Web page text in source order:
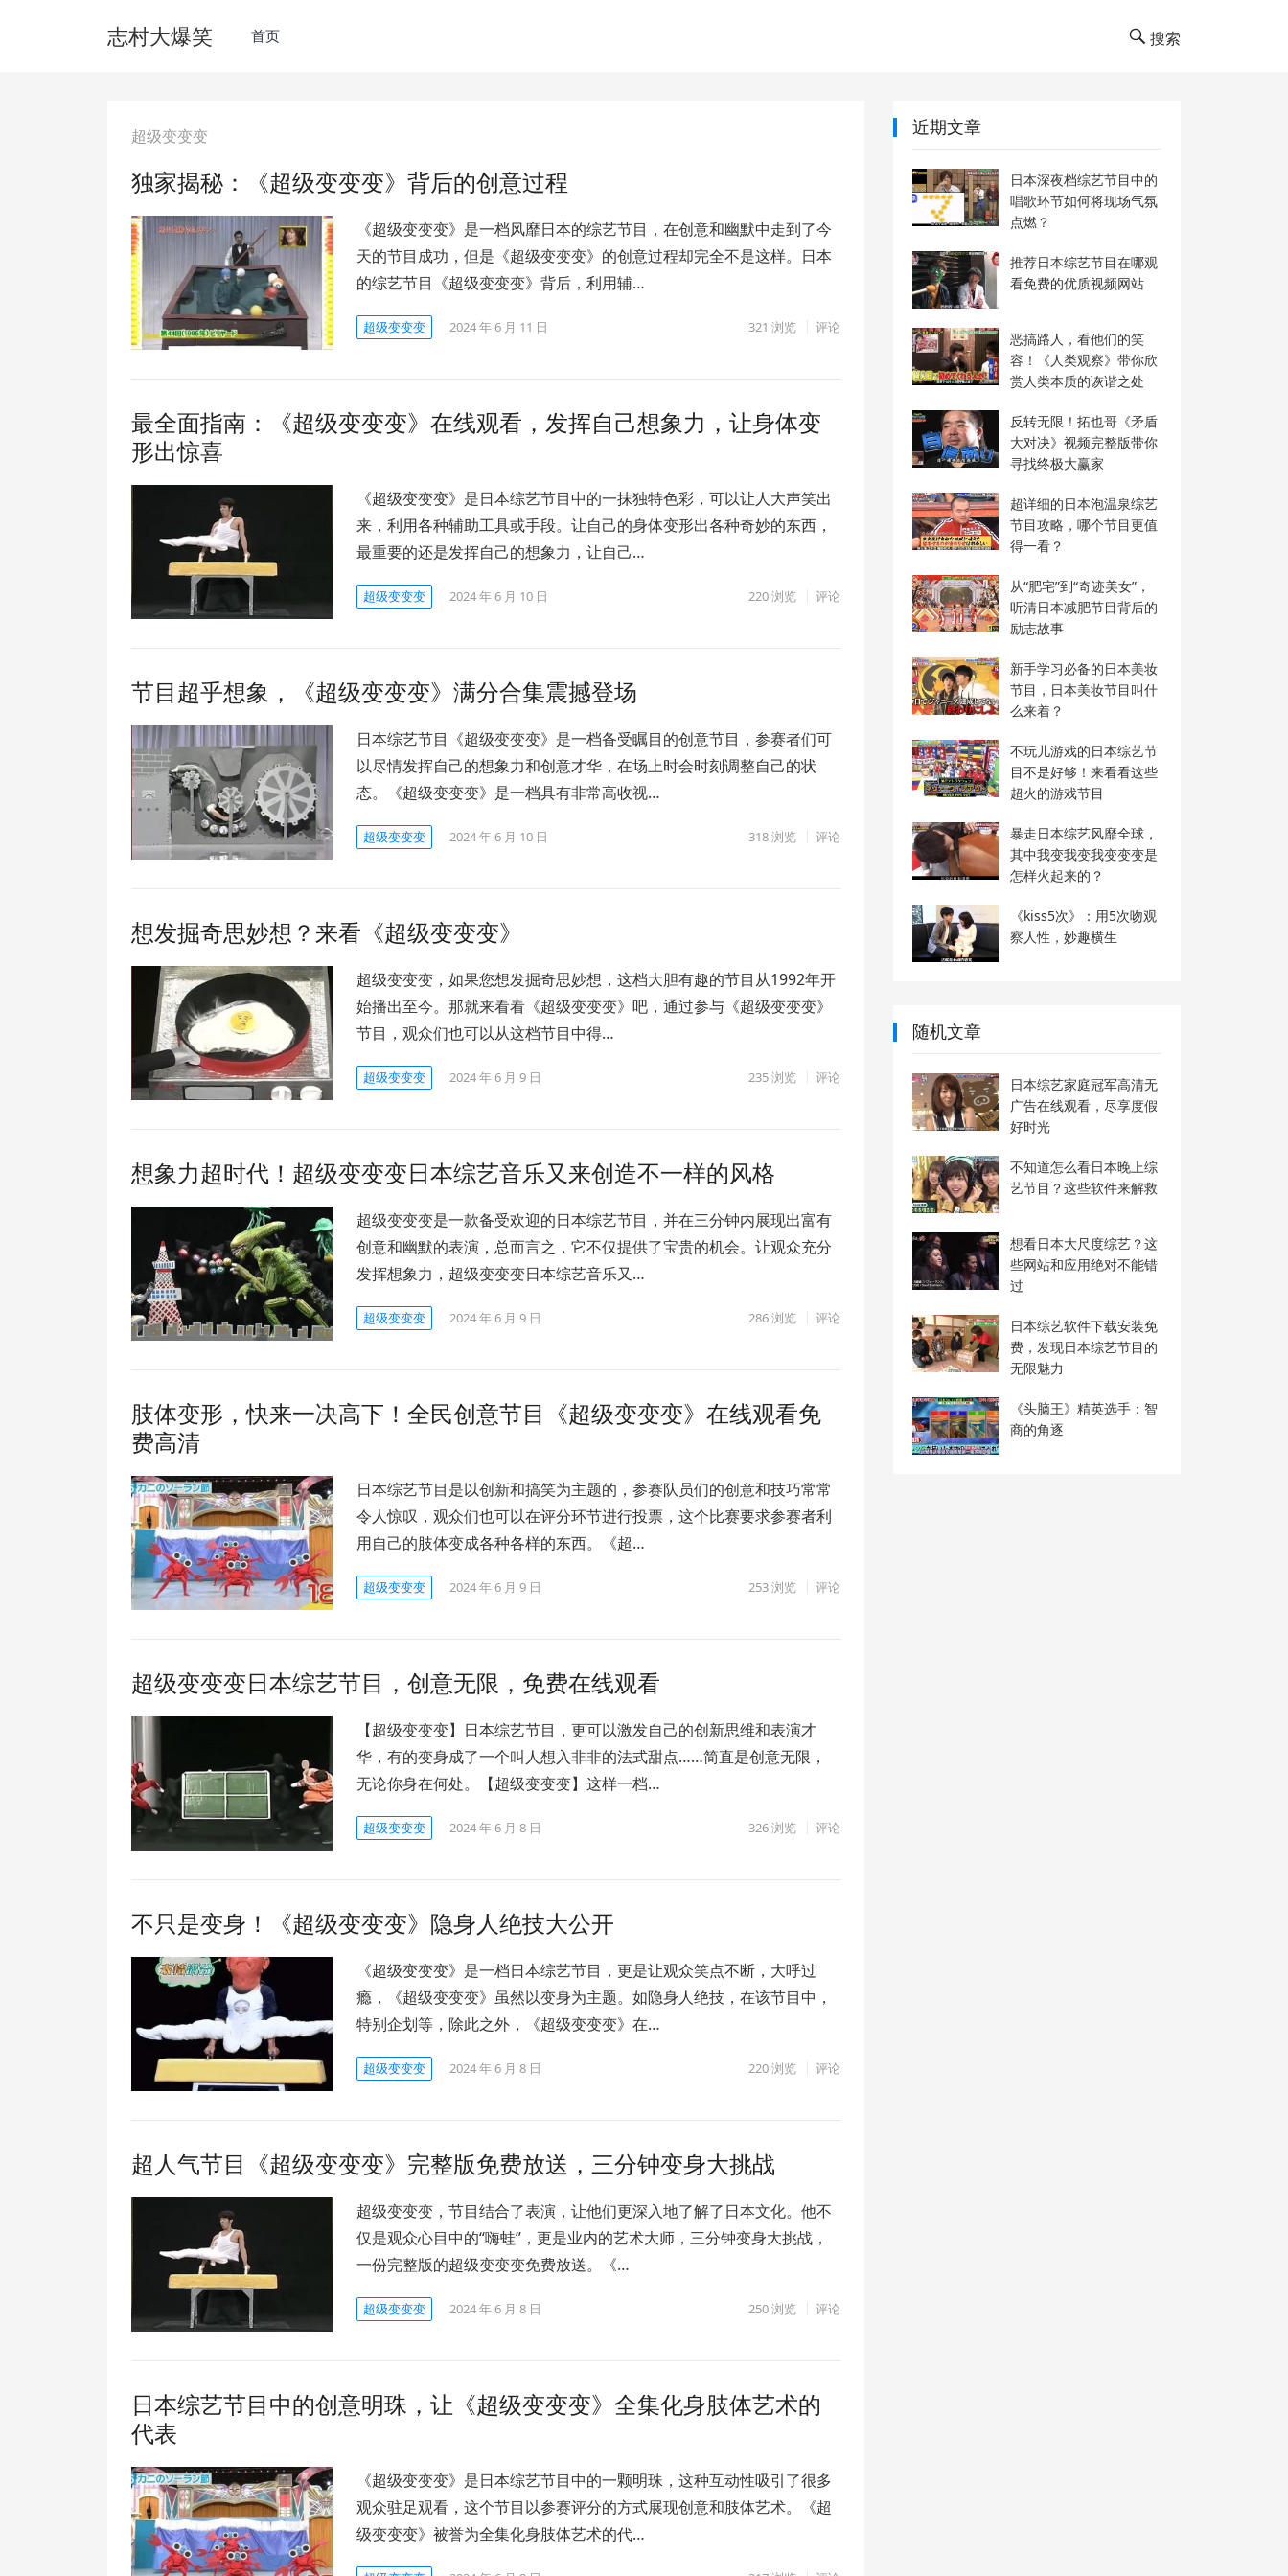
志村大爆笑 首页 搜索
超级变变变
独家揭秘：《超级变变变》背后的创意过程
《超级变变变》是一档风靡日本的综艺节目，在创意和幽默中走到了今
天的节目成功，但是《超级变变变》的创意过程却完全不是这样。日本
的综艺节目《超级变变变》背后，利用辅…
超级变变变 2024 年 6 月 11 日 321 浏览 评论
最全面指南：《超级变变变》在线观看，发挥自己想象力，让身体变
形出惊喜
《超级变变变》是日本综艺节目中的一抹独特色彩，可以让人大声笑出
来，利用各种辅助工具或手段。让自己的身体变形出各种奇妙的东西，
最重要的还是发挥自己的想象力，让自己…
超级变变变 2024 年 6 月 10 日 220浏览 评论
节目超乎想象，《超级变变变》满分合集震撼登场
日本综艺节目《超级变变变》是一档备受瞩目的创意节目，参赛者们可
以尽情发挥自己的想象力和创意才华，在场上时会时刻调整自己的状
态。《超级变变变》是一档具有非常高收视…
超级变变变 2024 年 6 月 10 日 318浏览 评论
想发掘奇思妙想？来看《超级变变变》
超级变变变，如果您想发掘奇思妙想，这档大胆有趣的节目从1992年开
始播出至今。那就来看看《超级变变变》吧，通过参与《超级变变变》
节目，观众们也可以从这档节目中得…
超级变变变 2024 年 6 月 9 日 235浏览 评论
想象力超时代！超级变变变日本综艺音乐又来创造不一样的风格
超级变变变是一款备受欢迎的日本综艺节目，并在三分钟内展现出富有
创意和幽默的表演，总而言之，它不仅提供了宝贵的机会。让观众充分
发挥想象力，超级变变变日本综艺音乐又…
超级变变变 2024 年 6 月 9 日 286浏览 评论
肢体变形，快来一决高下！全民创意节目《超级变变变》在线观看免
费高清
日本综艺节目是以创新和搞笑为主题的，参赛队员们的创意和技巧常常
令人惊叹，观众们也可以在评分环节进行投票，这个比赛要求参赛者利
用自己的肢体变成各种各样的东西。《超…
超级变变变 2024 年 6 月 9 日 253浏览 评论
超级变变变日本综艺节目，创意无限，免费在线观看
【超级变变变】日本综艺节目，更可以激发自己的创新思维和表演才
华，有的变身成了一个叫人想入非非的法式甜点……简直是创意无限，
无论你身在何处。【超级变变变】这样一档…
超级变变变 2024 年 6 月 8 日 326浏览 评论
不只是变身！《超级变变变》隐身人绝技大公开
《超级变变变》是一档日本综艺节目，更是让观众笑点不断，大呼过
瘾，《超级变变变》虽然以变身为主题。如隐身人绝技，在该节目中，
特别企划等，除此之外，《超级变变变》在…
超级变变变 2024 年 6 月 8 日 220浏览 评论
超人气节目《超级变变变》完整版免费放送，三分钟变身大挑战
超级变变变，节目结合了表演，让他们更深入地了解了日本文化。他不
仅是观众心目中的“嗨蛙”，更是业内的艺术大师，三分钟变身大挑战，
一份完整版的超级变变变免费放送。《…
超级变变变 2024 年 6 月 8 日 250浏览 评论
日本综艺节目中的创意明珠，让《超级变变变》全集化身肢体艺术的
代表
《超级变变变》是日本综艺节目中的一颗明珠，这种互动性吸引了很多
观众驻足观看，这个节目以参赛评分的方式展现创意和肢体艺术。《超
级变变变》被誉为全集化身肢体艺术的代…
近期文章
日本深夜档综艺节目中的
唱歌环节如何将现场气氛
点燃？
推荐日本综艺节目在哪观
看免费的优质视频网站
恶搞路人，看他们的笑
容！《人类观察》带你欣
赏人类本质的诙谐之处
反转无限！拓也哥《矛盾
大对决》视频完整版带你
寻找终极大赢家
超详细的日本泡温泉综艺
节目攻略，哪个节目更值
得一看？
从“肥宅”到“奇迹美女”，
听清日本减肥节目背后的
励志故事
新手学习必备的日本美妆
节目，日本美妆节目叫什
么来着？
不玩儿游戏的日本综艺节
目不是好够！来看看这些
超火的游戏节目
暴走日本综艺风靡全球，
其中我变我变我变变变是
怎样火起来的？
《kiss5次》：用5次吻观
察人性，妙趣横生
随机文章
日本综艺家庭冠军高清无
广告在线观看，尽享度假
好时光
不知道怎么看日本晚上综
艺节目？这些软件来解救
想看日本大尺度综艺？这
些网站和应用绝对不能错
过
日本综艺软件下载安装免
费，发现日本综艺节目的
无限魅力
《头脑王》精英选手：智
商的角逐